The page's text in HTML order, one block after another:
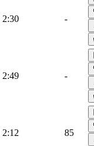
2:30 -
2:49 -
2:12 85